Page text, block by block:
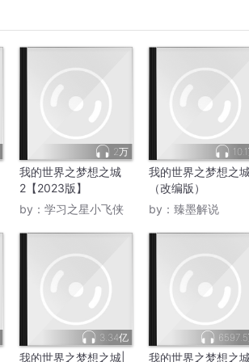
2万
我的世界之梦想之城
2【2023版】
by： 学习之星小飞侠
我的世界之梦想之
（改编版）
by： 臻墨解说
3.34亿
我的世界之梦想之城| 我的世界之梦想之